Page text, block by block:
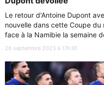
Le retour d'Antoine Dupont
nouvelle dans cette Coupe
face à la Namibie la semaine
26 septembre 2023 à 17h30